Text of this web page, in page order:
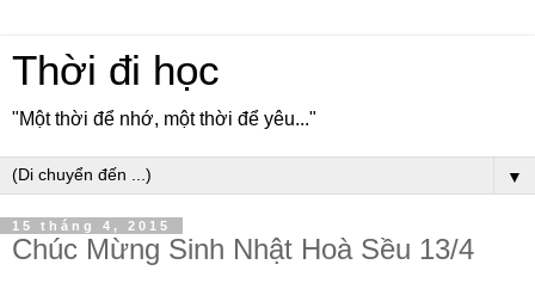
Thời đi học
"Một thời để nhớ, một thời để yêu..."
▼
15 tháng 4, 2015
Chúc Mừng Sinh Nhật Hoà Sều 13/4